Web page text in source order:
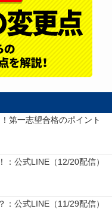
第一志望合格のポイント
公式LINE（12/20配信）
公式LINE（11/29配信）